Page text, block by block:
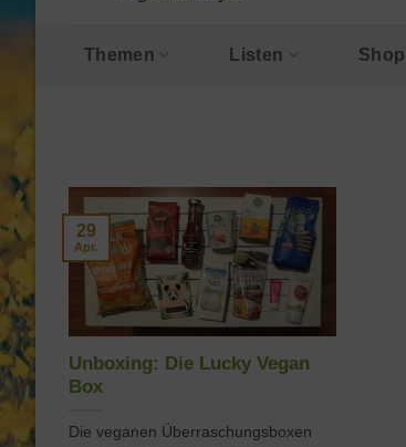
Themen Listen Shop
Unboxing: Die Lucky Vegan
Box
Die veganen Überraschungsboxen
29
Apr.